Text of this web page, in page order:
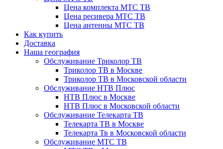
Цена комплекта МТС ТВ
Цена ресивера МТС ТВ
Цена антенны МТС ТВ
Как купить
Доставка
Наша география
Обслуживание Триколор ТВ
Триколор ТВ в Москве
Триколор ТВ в Московской области
Обслуживание НТВ Плюс
НТВ Плюс в Москве
НТВ Плюс в Московской области
Обслуживание Телекарта ТВ
Телекарта ТВ в Москве
Телекарта Тв в Московской области
Обслуживание МТС ТВ